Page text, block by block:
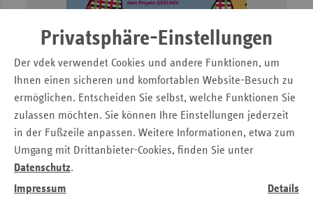
Privatsphäre-Einstellungen
Der vdek verwendet Cookies und andere Funktionen, um
Ihnen einen sicheren und komfortablen Website-Besuch zu
ermöglichen. Entscheiden Sie selbst, welche Funktionen Sie
zulassen möchten. Sie können Ihre Einstellungen jederzeit
in der Fußzeile anpassen. Weitere Informationen, etwa zum
Umgang mit Drittanbieter-Cookies, finden Sie unter
Datenschutz.
Impressum
Details
Gesundheitsförderung mit Menschen mit
Lernschwierigkeiten
–
Leichter lernen mit dem Projekt GESUND!
Eine Praxishilfe für Werkstätten für Menschen mit